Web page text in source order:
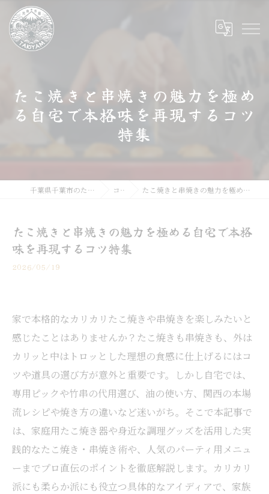
たこ焼きと串焼きの魅力を極め
る自宅で本格味を再現するコツ
特集
千葉県千葉市のたこ焼きならたこやま コラム たこ焼きと串焼きの魅力を極める自宅で本格味を再現するコツ特集
たこ焼きと串焼きの魅力を極める自宅で本格
味を再現するコツ特集
2026/05/19
家で本格的なカリカリたこ焼きや串焼きを楽しみたいと
感じたことはありませんか？たこ焼きも串焼きも、外は
カリッと中はトロッとした理想の食感に仕上げるにはコ
ツや道具の選び方が意外と重要です。しかし自宅では、
専用ピックや竹串の代用選び、油の使い方、関西の本場
流レシピや焼き方の違いなど迷いがち。そこで本記事で
は、家庭用たこ焼き器や身近な調理グッズを活用した実
践的なたこ焼き・串焼き術や、人気のパーティ用メニュ
ーまでプロ直伝のポイントを徹底解説します。カリカリ
派にも柔らか派にも役立つ具体的なアイディアで、家族